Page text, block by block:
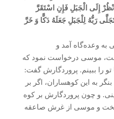
إِلَى الْجَبَلِ فَإِنِ اسْتَقَرَّ
رَبُّهُ لِلْجَبَلِ جَعَلَهُ دَکًّا وَ خَرَّ
به وعده‌گاه آمد و
موسی درخواست نمود که
تو را ببینم. پروردگارش گفت:
به این کوهساران، اگر بر
و چون پروردگارش بر کوه
و موسی از غرش صاعقه